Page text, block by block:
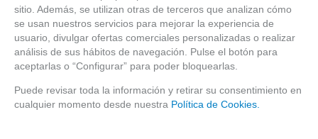
Abrazaderas
Anillo Fonico Saxo Tenor
Atriles Marcha
Boquillas
Boquilleros
Cañas
sitio. Además, se utilizan otras de terceros que analizan cómo
se usan nuestros servicios para mejorar la experiencia de
usuario, divulgar ofertas comerciales personalizadas o realizar
análisis de sus hábitos de navegación. Pulse el botón para
aceptarlas o “Configurar” para poder bloquearlas.
Puede revisar toda la información y retirar su consentimiento en
cualquier momento desde nuestra Política de Cookies.